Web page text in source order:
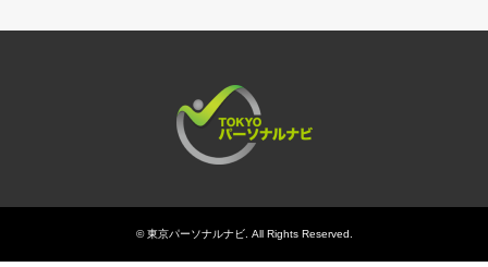
©東京パーソナルナビ. All Rights Reserved.